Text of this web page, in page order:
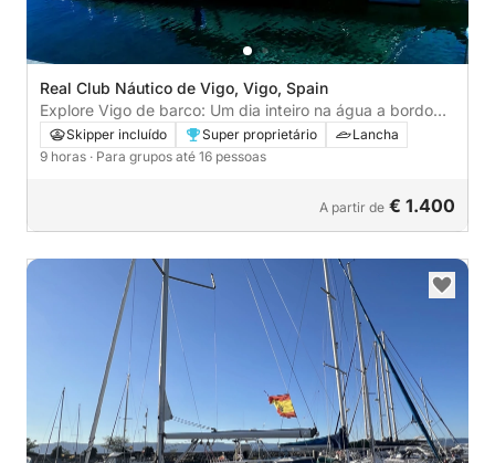
Real Club Náutico de Vigo, Vigo, Spain
Explore Vigo de barco: Um dia inteiro na água a bordo
de uma lancha.
Skipper incluído Super proprietário
Lancha
9 horas · Para grupos até 16 pessoas
A partir de € 1.400